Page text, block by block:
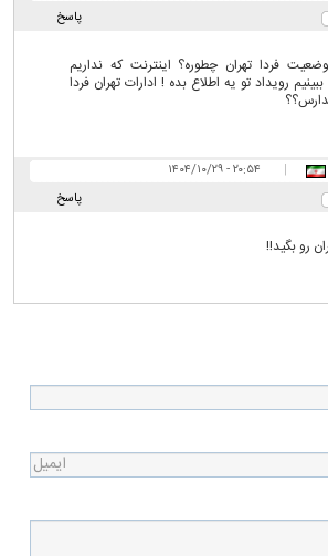
پاسخ
فردا تهران چطوره؟ اینترنت که نداریم
رویداد تو یه اطلاع بده ! ادارات تهران فردا
|
۲۰:۵۴ - ۱۴۰۴/۱۰/۲۹
پاسخ
رو بگید!!